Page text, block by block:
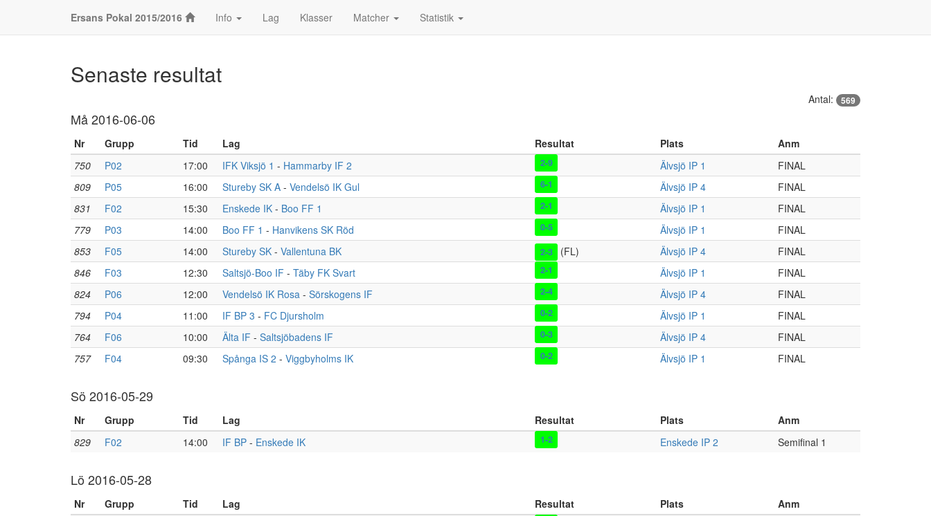
Ersans Pokal 2015/2016 Info Lag Klasser Matcher Statistik
Senaste resultat
Antal: 569
Må 2016-06-06
Nr Grupp Tid Lag Resultat Plats
Anm
750
P02 17:00 IFK Viksjö 1 - Hammarby IF 2 2-9 Älvsjö IP 1
FINAL
809
P05 16:00 Stureby SK A - Vendelsö IK Gul 6-1 Älvsjö IP 4
FINAL
831
F02 15:30 Enskede IK - Boo FF 1 2-1 Älvsjö IP 1
FINAL
779
P03 14:00 Boo FF 1 - Hanvikens SK Röd 0-5 Älvsjö IP 1
FINAL
853
F05 14:00 Stureby SK - Vallentuna BK 2-3 (FL) Älvsjö IP 4
FINAL
846
F03 12:30 Saltsjö-Boo IF - Täby FK Svart 2-1 Älvsjö IP 1
FINAL
824
P06 12:00 Vendelsö IK Rosa - Sörskogens IF 2-4 Älvsjö IP 4
FINAL
794
P04 11:00 IF BP 3 - FC Djursholm 0-2 Älvsjö IP 1
FINAL
764
F06 10:00 Älta IF - Saltsjöbadens IF 0-3 Älvsjö IP 4
FINAL
757
F04 09:30 Spånga IS 2 - Viggbyholms IK 0-2 Älvsjö IP 1 FINAL
Sö 2016-05-29
Nr Grupp Tid Lag Resultat Plats
Anm
829
F02 14:00 IF BP - Enskede IK 1-2 Enskede IP 2 Semifinal 1
Lö 2016-05-28
Nr Grupp Tid Lag Resultat Plats
Anm